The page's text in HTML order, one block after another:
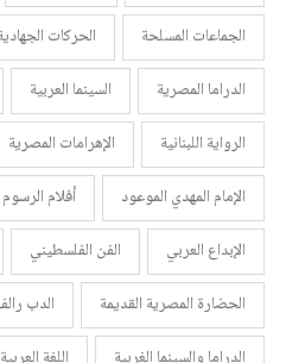
الجماعات المسلحة
الحركات
الدراما المصرية
السينما العربية
الرواية اللبنانية
الإهرامات المصرية
الإمام المهدي الموعود
أفلام
الإبداع العربي
الفن الفلسطيني
الحضارة المصرية القديمة
الدب